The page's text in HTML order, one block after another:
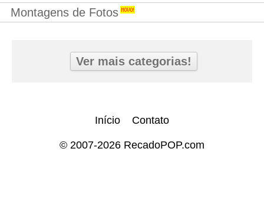
Montagens de Fotos
Ver mais categorias!
Início Contato
© 2007-2026 RecadoPOP.com